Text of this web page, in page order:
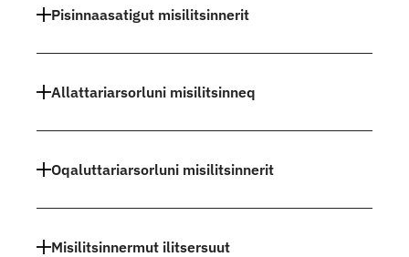
Pisinnaasatigut misilitsinnerit
Allattariarsorluni misilitsinneq
Oqaluttariarsorluni misilitsinnerit
Misilitsinnermut ilitsersuut